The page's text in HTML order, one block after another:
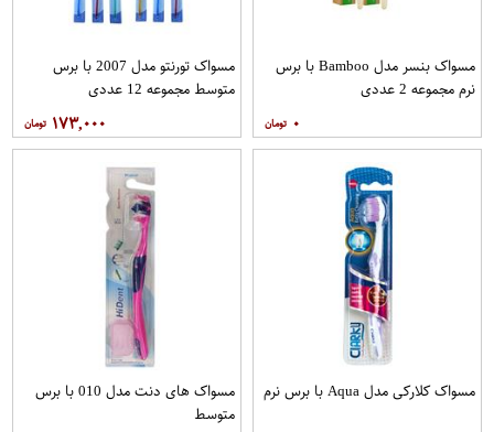
مسواک بنسر مدل Bamboo با برس
نرم مجموعه 2 عددی
۰
مسواک تورنتو مدل 2007 با برس
متوسط مجموعه 12 عددی
۱۷۳,۰۰۰
مسواک کلارکی مدل Aqua با برس نرم
مسواک های دنت مدل 010 با برس
متوسط